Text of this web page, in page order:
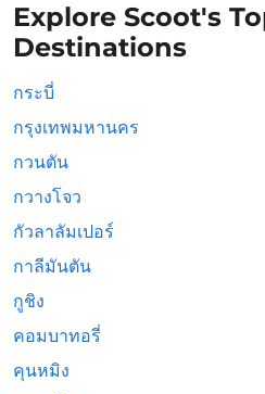
Explore Scoot's
Destinations
กระบี่
กรุงเทพมหานคร
กวนตัน
กวางโจว
กัวลาลัมเปอร์
กาลีมันตัน
กูชิง
คอมบาทอรี่
คุนหมิง